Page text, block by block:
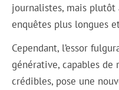
journalistes, mais
enquêtes plus longues
Cependant, l’essor
générative, capables
crédibles, pose une